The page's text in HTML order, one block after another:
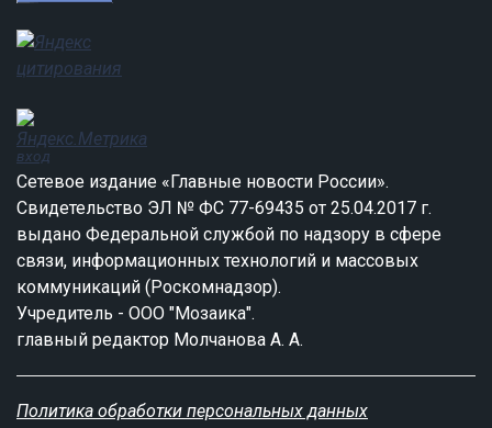
вход
Сетевое издание «Главные новости России».
Свидетельство ЭЛ № ФС 77-69435 от 25.04.2017 г.
выдано Федеральной службой по надзору в сфере
связи, информационных технологий и массовых
коммуникаций (Роскомнадзор).
Учредитель - ООО "Мозаика".
главный редактор Молчанова А. А.
Политика обработки персональных данных